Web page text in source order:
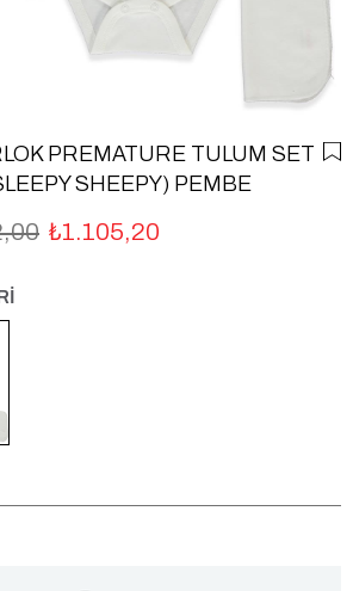
PREMATURE TULUM SET
SHEEPY) PEMBE
₺1.105,20